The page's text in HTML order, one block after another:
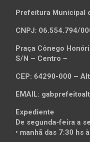
Prefeitura Municipal
CNPJ: 06.554.794/
Praça Cônego
S/N – Centro –
CEP: 64290-000 –
EMAIL:
Expediente
De segunda-feira a
• manhã das 7:30 hs